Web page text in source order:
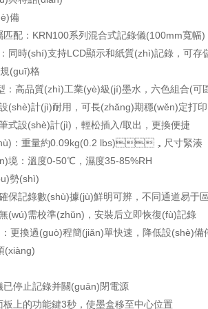
備
配：KRN100系列混合式記錄儀(100mm寬幅)
同時(shí)支持LCD顯示和紙質(zhì)記錄，可
(guī)格
：高品質(zhì)工業(yè)級(jí)墨水，六色組合(
(shè)計(jì)耐用，可長(zhǎng)期穩(wěn)定打印
式設(shè)計(jì)，輕松插入/取出，更換便捷
：重量約0.09kg(0.2 lbs)，尺寸緊湊
境：溫度0-50℃，濕度35-85%RH
勢(shì)
記錄數(shù)據(jù)鮮明可辨，不同通道易于
(wú)需校準(zhǔn)，安裝后立即恢復(fù)記錄
更換過(guò)程簡(jiǎn)單快速，降低設(shè)
(xiàng)
已停止記錄并關(guān)閉電源
板上的功能鍵3秒，使墨盒移至中心位置